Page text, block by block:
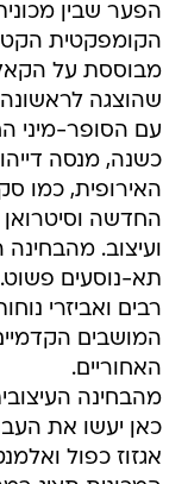
הפער שבין
הקומפקטית
מבוססת על
שהוצגה
עם הסופר-מיני
כשנה, מנסה
האירופית, כמו
ועיצוב.
תא-נוסעים
רבים ואביזרי
המושבים
האחוריים.
מהבחינה
כאן יעשו את
אגזוז כפול